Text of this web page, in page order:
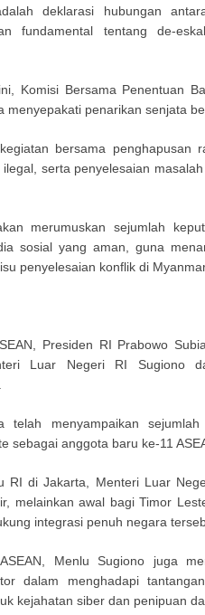
deklarasi hubungan
fundamental tentang de-
Komisi Bersama Penentuan
penarikan senjata
bersama penghapusan
serta penyelesaian
merumuskan sejumlah
sosial yang aman, guna
penyelesaian konflik di
Presiden RI Prabowo
Luar Negeri RI Sugiono
telah menyampaikan
sebagai anggota baru ke-11
RI di Jakarta, Menteri Luar
melainkan awal bagi Timor
integrasi penuh negara
Menlu Sugiono juga
dalam menghadapi
kejahatan siber dan penipuan